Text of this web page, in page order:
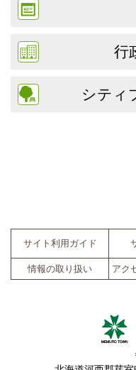
行
シティ
サイト利用ガイド
情報の取り扱い
アク